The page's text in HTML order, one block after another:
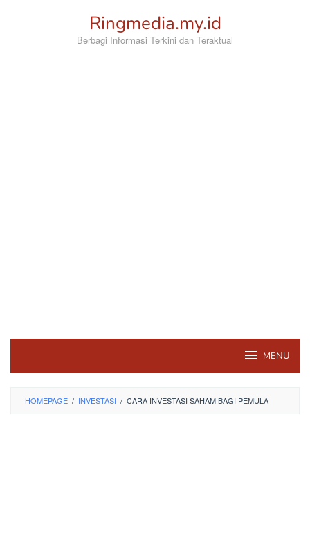
Ringmedia.my.id
Berbagi Informasi Terkini dan Teraktual
MENU
HOMEPAGE / INVESTASI / CARA INVESTASI SAHAM BAGI PEMULA